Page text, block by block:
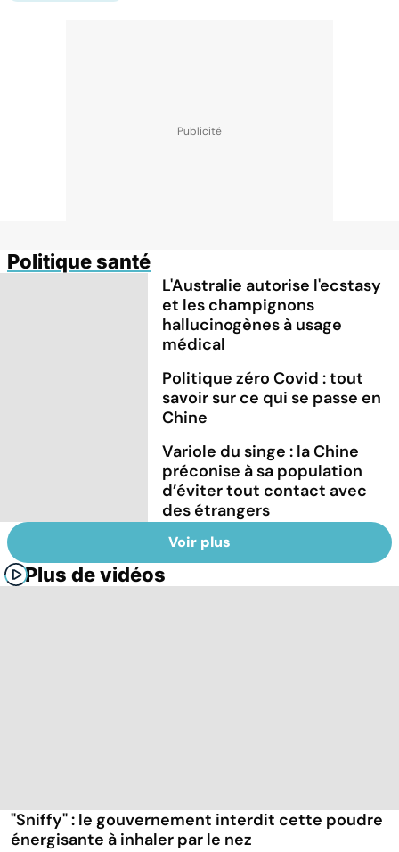
Politique santé
L'Australie autorise l'ecstasy
et les champignons
hallucinogènes à usage
médical
Politique zéro Covid : tout
savoir sur ce qui se passe en
Chine
Variole du singe : la Chine
préconise à sa population
d’éviter tout contact avec
des étrangers
Voir plus
Plus de vidéos
"Sniffy" : le gouvernement interdit cette poudre
énergisante à inhaler par le nez